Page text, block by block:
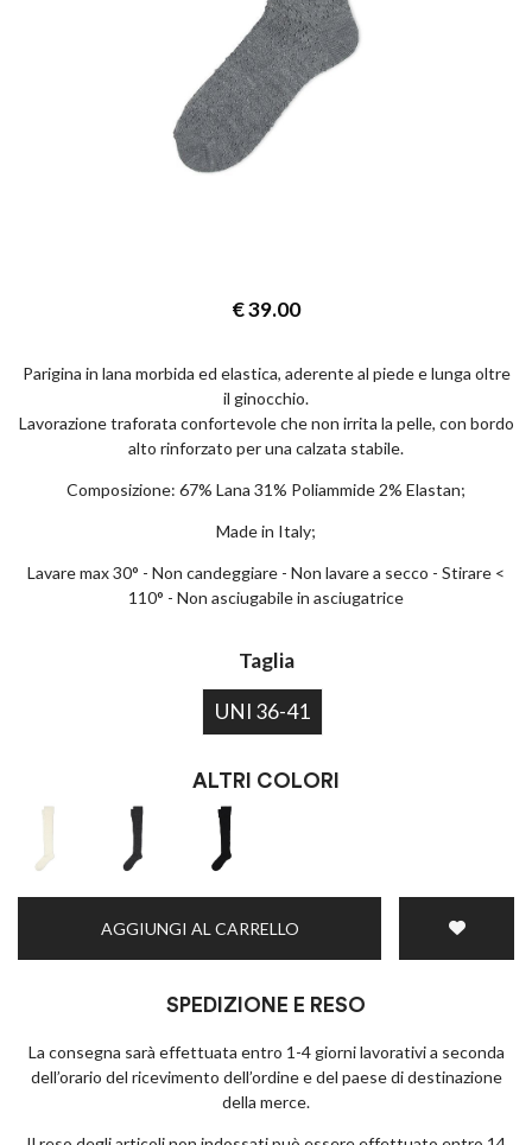
€39.00
Parigina in lana morbida ed elastica, aderente al piede e lunga oltre
il ginocchio.
Lavorazione traforata confortevole che non irrita la pelle, con bordo
alto rinforzato per una calzata stabile.
Composizione: 67% Lana 31% Poliammide 2% Elastan;
Made in Italy;
Lavare max 30° - Non candeggiare - Non lavare a secco - Stirare <
110° - Non asciugabile in asciugatrice
Taglia
UNI 36-41
ALTRI COLORI
AGGIUNGI AL CARRELLO
SPEDIZIONE E RESO
La consegna sarà effettuata entro 1-4 giorni lavorativi a seconda
dell’orario del ricevimento dell’ordine e del paese di destinazione
della merce.